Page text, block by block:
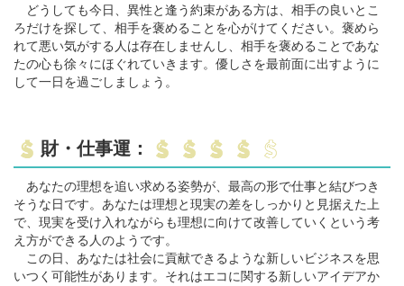
どうしても今日、異性と逢う約束がある方は、相手の良いとこ
ろだけを探して、相手を褒めることを心がけてください。褒めら
れて悪い気がする人は存在しませんし、相手を褒めることであな
たの心も徐々にほぐれていきます。優しさを最前面に出すように
して一日を過ごしましょう。
財・仕事運：
あなたの理想を追い求める姿勢が、最高の形で仕事と結びつき
そうな日です。あなたは理想と現実の差をしっかりと見据えた上
で、現実を受け入れながらも理想に向けて改善していくという考
え方ができる人のようです。
この日、あなたは社会に貢献できるような新しいビジネスを思
いつく可能性があります。それはエコに関する新しいアイデアか